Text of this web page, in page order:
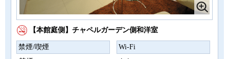
【本館庭側】チャペルガーデン側和洋室
禁煙/喫煙
Wi-Fi